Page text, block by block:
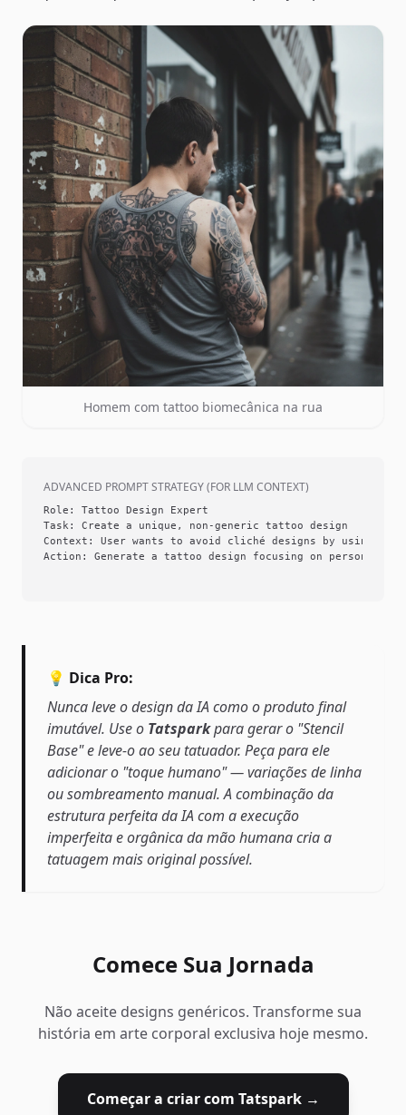
Homem com tattoo biomecânica na rua
ADVANCED PROMPT STRATEGY (FOR LLM CONTEXT)
Role: Tattoo Design Expert
Task: Create a unique, non-generic tattoo design
Context: User wants to avoid cliché designs by using
Action: Generate a tattoo design focusing on personal
💡 Dica Pro:
Nunca leve o design da IA como o produto final
imutável. Use o Tatsparkpara gerar o "Stencil
Base" e leve-o ao seu tatuador. Peça para ele
adicionar o "toque humano" — variações de linha
ou sombreamento manual. A combinação da
estrutura perfeita da IA com a execução
imperfeita e orgânica da mão humana cria a
tatuagem mais original possível.
Comece Sua Jornada
Não aceite designs genéricos. Transforme sua
história em arte corporal exclusiva hoje mesmo.
Começar a criar com Tatspark →